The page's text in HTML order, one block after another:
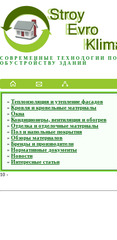
СОВРЕМЕННЫЕ ТЕХНОЛОГИИ ПО
ОБУСТРОЙСТВУ ЗДАНИЙ
» Теплоизоляция и утепление фасадов
» Кровля и кровельные материалы
» Окна
» Кондиционеры, вентиляция и обогрев
» Отделка и отделочные материалы
» Пол и напольные покрытия
» Обзоры материалов
» Бренды и производители
» Нормативные документы
» Новости
» Интересные статьи
10 -